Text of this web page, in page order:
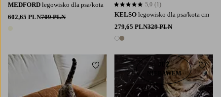
MEDFORD legowisko dla psa/kota
602,65 PLN709 PLN KELSO legowisko dla psa/kota cm
279,65 PLN329 PLN
2 kolory
5,0 opierając się na 1 ocenach
5,0 (1)
Dodaj do ulubionych
JUŻ
NIEBAWEM